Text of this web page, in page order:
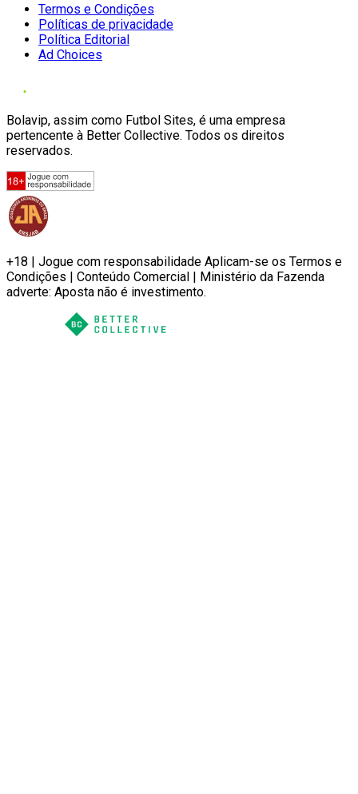
Termos e Condições
Políticas de privacidade
Política Editorial
Ad Choices
Bolavip, assim como Futbol Sites, é uma empresa
pertencente à Better Collective. Todos os direitos
reservados.
+18 | Jogue com responsabilidade Aplicam-se os Termos e
Condições | Conteúdo Comercial | Ministério da Fazenda
adverte: Aposta não é investimento.